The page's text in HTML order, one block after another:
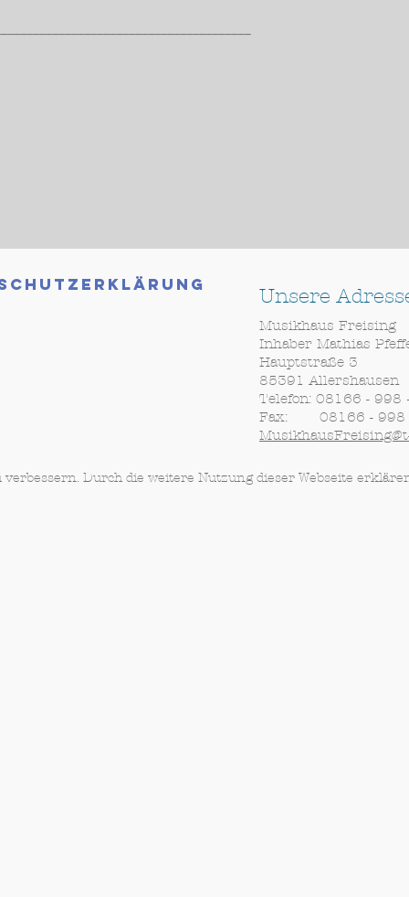
Unsere
Musikhaus Freising
Inhaber Mathias
Hauptstraße 3
85391 Allershausen
Telefon: 08166 - 998
Fax: 08166 - 998
Durch die weitere Nutzung dieser Webseite